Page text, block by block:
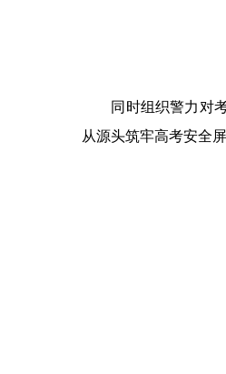
同时组织警力对考
从源头筑牢高考安全屏